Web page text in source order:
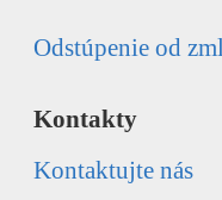
Odstúpenie od
Kontakty
Kontaktujte nás